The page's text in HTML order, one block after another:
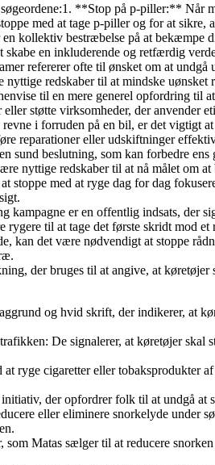
**Stop på p-piller:** Når
med at tage p-piller og for at
kollektiv bestræbelse på at bekæmpe
en inkluderende og retfærdig
refererer ofte til ønsket om at undgå
redskaber til at mindske uønsket
til en mere generel opfordring til
støtte virksomheder, der anvender
i forruden på en bil, er det vigtigt
reparationer eller udskiftninger
sund beslutning, som kan forbedre
nyttige redskaber til at nå målet om
med at ryge dag for dag
er en offentlig indsats, der
rygere til at tage det første skridt mod
det være nødvendigt at stoppe
der bruges til at angive, at
og hvid skrift, der indikerer, at
De signalerer, at køretøjer
ryge cigaretter eller
der opfordrer folk til at undgå
eller eliminere snorkelyde under
som Matas sælger til at reducere